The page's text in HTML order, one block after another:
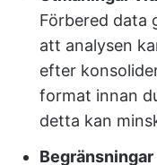
Förbered data
att analysen
efter
format innan
detta kan